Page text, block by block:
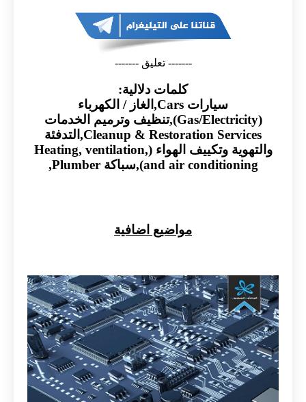
------- تعليق -------
كلمات دلالية:
سيارات Cars,الغاز / الكهرباء
(Gas/Electricity),تنظيف وترميم الخدمات
Cleanup & Restoration Services,التدفئة
والتهوية وتكييف الهواء (Heating, ventilation,
and air conditioning),سباكة Plumber,
مواضيع اضافية